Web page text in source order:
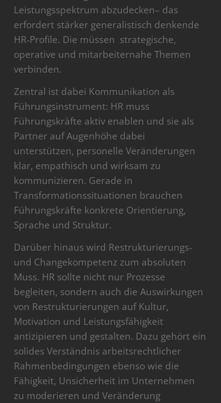
Leistungsspektrum abzudecken– das
erfordert stärker generalistisch denkende
HR‑Profile. Die müssen strategische,
operative und mitarbeiternahe Themen
verbinden.
Zentral ist dabei Kommunikation als
Führungsinstrument: HR muss
Führungskräfte aktiv enablen und sie als
Partner auf Augenhöhe dabei
unterstützen, personelle Veränderungen
klar, empathisch und wirksam zu
kommunizieren. Gerade in
Transformationssituationen brauchen
Führungskräfte konkrete Orientierung,
Sprache und Struktur.
Darüber hinaus wird Restrukturierungs‑
und Changekompetenz zum absoluten
Muss. HR sollte nicht nur Prozesse
begleiten, sondern auch die Auswirkungen
von Restrukturierungen auf Kultur,
Motivation und Leistungsfähigkeit
antizipieren und gestalten. Dazu gehört ein
solides Verständnis arbeitsrechtlicher
Rahmenbedingungen ebenso wie die
Fähigkeit, Unsicherheit im Unternehmen
zu moderieren und Veränderung